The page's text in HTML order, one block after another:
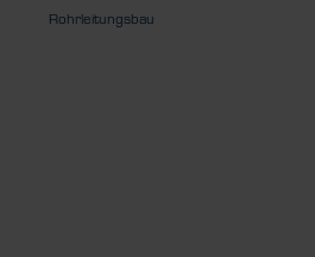
Rohrleitungsbau